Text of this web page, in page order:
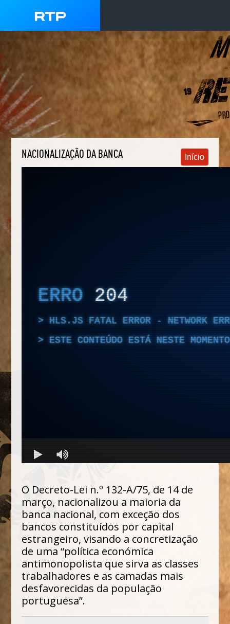
NACIONALIZAÇÃO DA BANCA Início
O Decreto-Lei n.º 132-A/75, de 14 de
março, nacionalizou a maioria da
banca nacional, com exceção dos
bancos constituídos por capital
estrangeiro, visando a concretização
de uma “política económica
antimonopolista que sirva as classes
trabalhadores e as camadas mais
desfavorecidas da população
portuguesa”.